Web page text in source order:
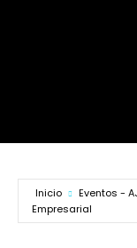
Inicio Eventos -
Empresarial